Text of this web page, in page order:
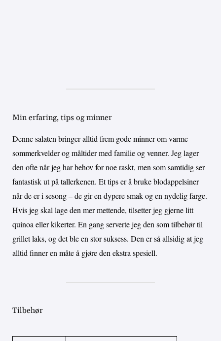
Min erfaring, tips og minner
Denne salaten bringer alltid frem gode minner om varme
sommerkvelder og måltider med familie og venner. Jeg lager
den ofte når jeg har behov for noe raskt, men som samtidig ser
fantastisk ut på tallerkenen. Et tips er å bruke blodappelsiner
når de er i sesong – de gir en dypere smak og en nydelig farge.
Hvis jeg skal lage den mer mettende, tilsetter jeg gjerne litt
quinoa eller kikerter. En gang serverte jeg den som tilbehør til
grillet laks, og det ble en stor suksess. Den er så allsidig at jeg
alltid finner en måte å gjøre den ekstra spesiell.
Tilbehør